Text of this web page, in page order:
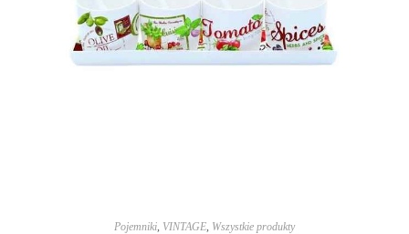
Pojemniki VINTAGE Wszystkie produkty